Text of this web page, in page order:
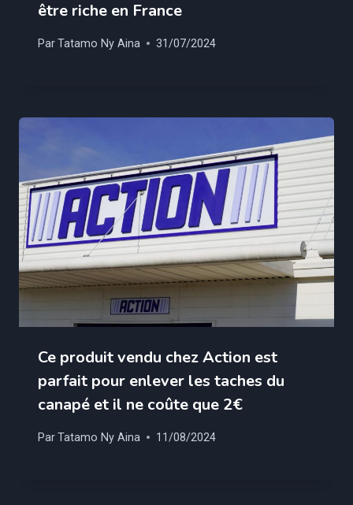
être riche en France
ParTatamo Ny Aina 31/07/2024
Ce produit vendu chez Action est
parfait pour enlever les taches du
canapé et il ne coûte que 2€
ParTatamo Ny Aina 11/08/2024